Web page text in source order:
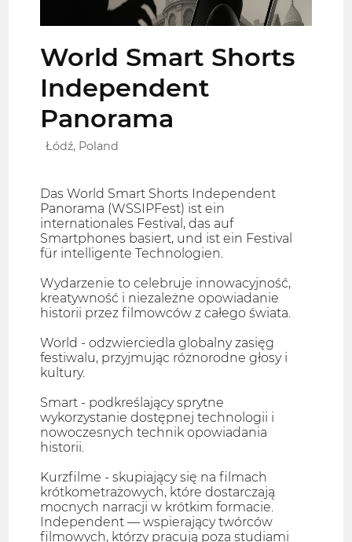
World Smart Shorts
Independent
Panorama
Łódź, Poland
Das World Smart Shorts Independent
Panorama (WSSIPFest) ist ein
internationales Festival, das auf
Smartphones basiert, und ist ein Festival
für intelligente Technologien.
Wydarzenie to celebruje innowacyjność,
kreatywność i niezależne opowiadanie
historii przez filmowców z całego świata.
World - odzwierciedla globalny zasięg
festiwalu, przyjmując różnorodne głosy i
kultury.
Smart - podkreślający sprytne
wykorzystanie dostępnej technologii i
nowoczesnych technik opowiadania
historii.
Kurzfilme - skupiający się na filmach
krótkometrażowych, które dostarczają
mocnych narracji w krótkim formacie.
Independent — wspierający twórców
filmowych, którzy pracują poza studiami